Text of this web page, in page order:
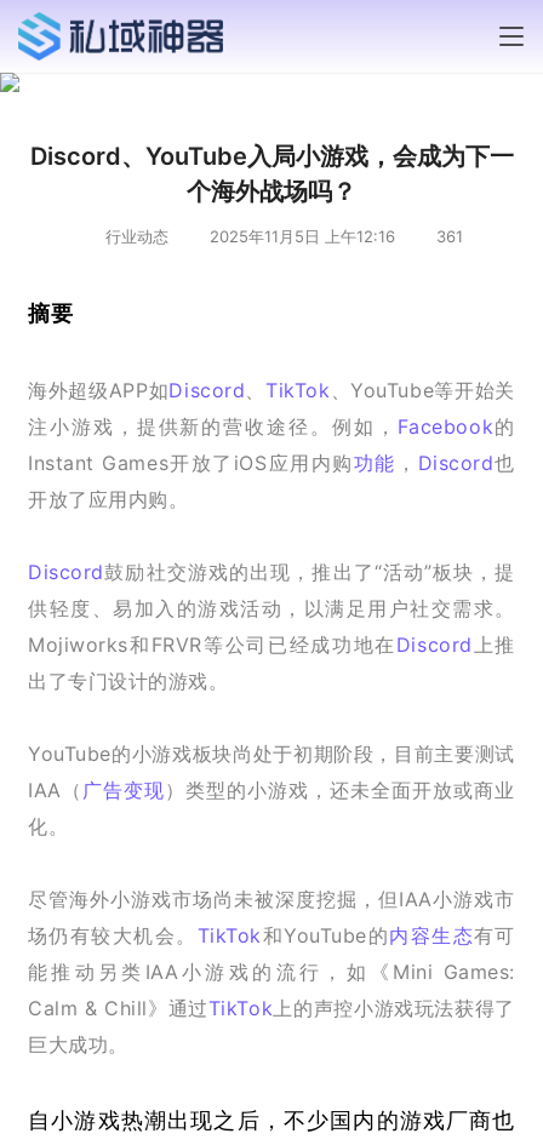
Discord、YouTube入局小游戏，会成为下一
个海外战场吗？
行业动态 2025年11月5日 上午12:16 361
摘要
海外超级APP如Discord、TikTok 、YouTube等开始关
注小游戏，提供新的营收途径。例如， Facebook的
Instant Games开放了iOS应用内购功能 ， Discord也
开放了应用内购。
Discord鼓励社交游戏的出现，推出了“活动”板块，提
供轻度、易加入的游戏活动，以满足用户社交需求。
Mojiworks和FRVR等公司已经成功地在 Discord上推
出了专门设计的游戏。
YouTube的小游戏板块尚处于初期阶段，目前主要测试
IAA（ 广告变现）类型的小游戏，还未全面开放或商业
化。
尽管海外小游戏市场尚未被深度挖掘，但IAA小游戏市
场仍有较大机会。 TikTok和YouTube的内容生态有可
能推动另类IAA小游戏的流行，如《Mini Games:
Calm & Chill》通过TikTok上的声控小游戏玩法获得了
巨大成功。
自小游戏热潮出现之后，不少国内的游戏厂商也